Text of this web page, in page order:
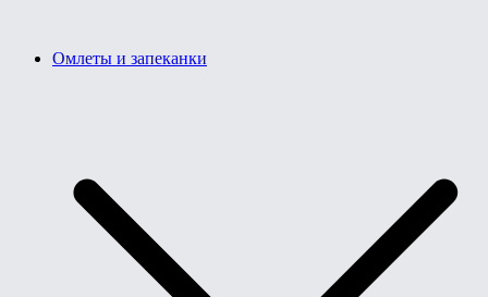
Омлеты и запеканки